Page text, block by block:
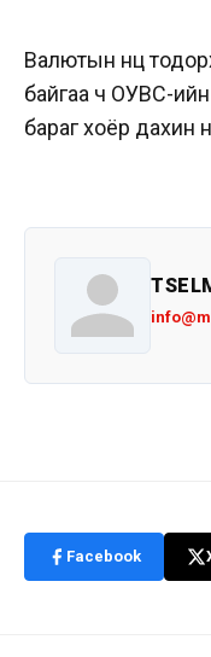
Валютын нөөц
байгаа ч ОУВС-
бараг хоёр дахин
Facebook